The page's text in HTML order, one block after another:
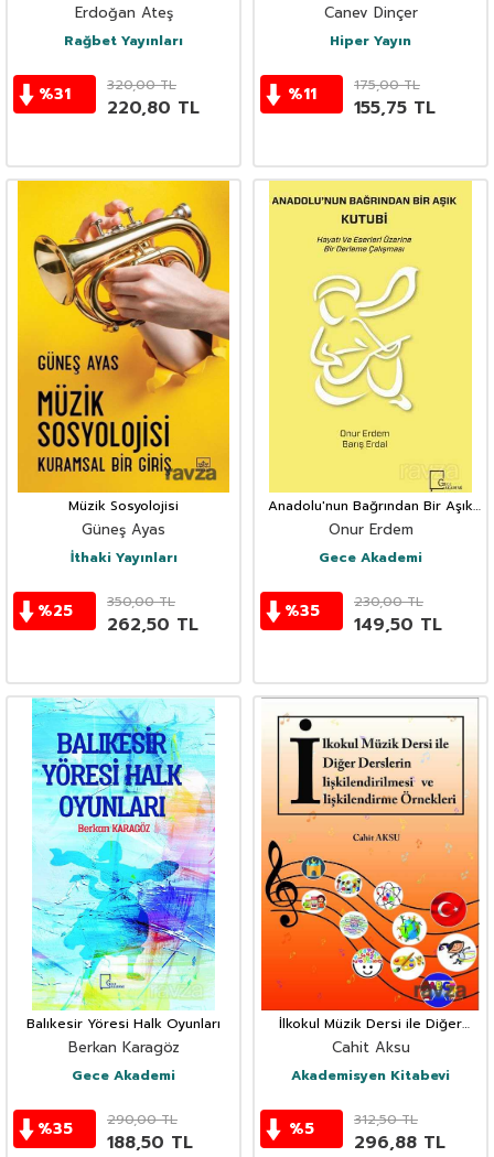
Erdoğan Ateş
Rağbet Yayınları
%31 320,00TL
220,80 TL
Canev Dinçer
Hiper Yayın
%11 175,00TL
155,75 TL
Müzik Sosyolojisi
Güneş Ayas
İthaki Yayınları
%25 350,00TL
262,50 TL
Anadolu'nun Bağrından Bir Aşık
Kutubi
Onur Erdem
Gece Akademi
%35 230,00TL
149,50 TL
Balıkesir Yöresi Halk Oyunları
Berkan Karagöz
Gece Akademi
%35 290,00TL
188,50 TL
İlkokul Müzik Dersi ile Diğer
Derslerin İlişkilendirilmesi ve
İlişkilendirme Örnekleri
Cahit Aksu
Akademisyen Kitabevi
%5 312,50TL
296,88 TL